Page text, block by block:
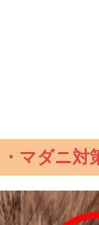
・マダニ対